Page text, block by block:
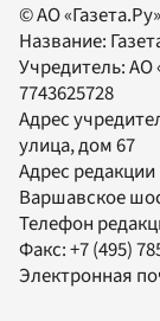
© АО
Название:
Учредитель:АО
7743625728
Адрес
улица, дом 67
Адрес
Варшавское
Телефон
Факс:+7 (495)
Электронная